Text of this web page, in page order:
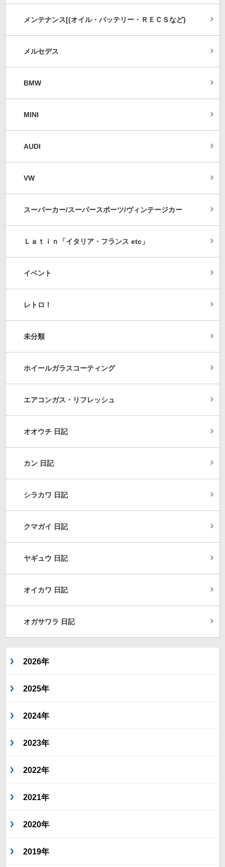
メンテナンス[(オイル・バッテリー・ＲＥＣＳなど)
メルセデス
BMW
MINI
AUDI
VW
スーパーカー/スーパースポーツ/ヴィンテージカー
Ｌａｔｉｎ「イタリア・フランス etc」
イベント
レトロ！
未分類
ホイールガラスコーティング
エアコンガス・リフレッシュ
オオウチ 日記
カン 日記
シラカワ 日記
クマガイ 日記
ヤギュウ 日記
オイカワ 日記
オガサワラ 日記
2026年
2025年
2024年
2023年
2022年
2021年
2020年
2019年